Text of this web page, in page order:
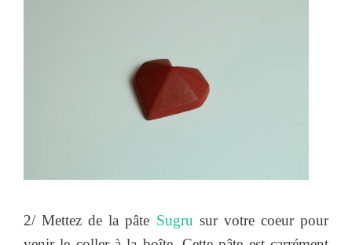
2/ Mettez de la pâte Sugru sur votre coeur pour